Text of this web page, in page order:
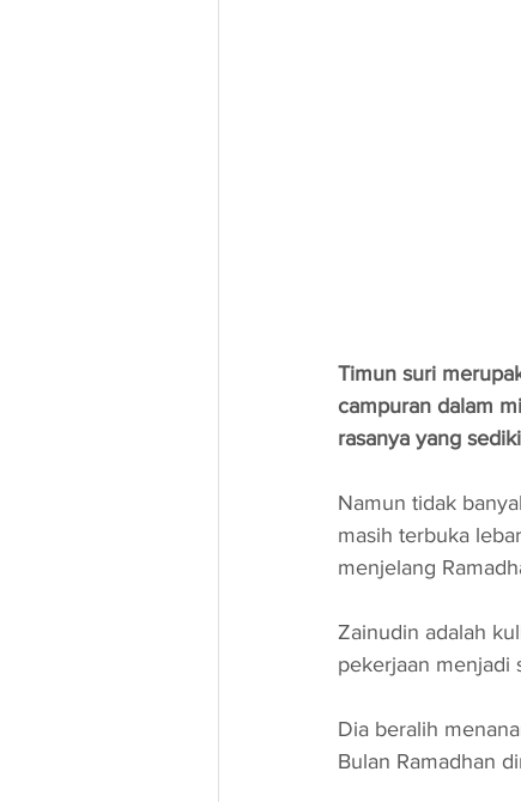
Timun suri
campuran dalam
rasanya yang
Namun tidak
masih terbuka
menjelang
Zainudin adalah
pekerjaan menjadi
Dia beralih
Bulan Ramadhan